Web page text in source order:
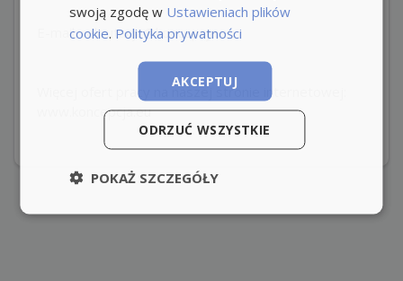
E-mail: rekrutacja@koncepcja.eu
Więcej ofert pracy na naszej stronie internetowej:
www.koncepcja.eu
swoją zgodę w Ustawieniach plików
cookie. Polityka prywatności
AKCEPTUJ
ODRZUĆ WSZYSTKIE
POKAŻ SZCZEGÓŁY